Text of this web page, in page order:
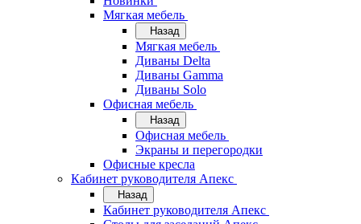
Мягкая мебель
Назад
Мягкая мебель
Диваны Delta
Диваны Gamma
Диваны Solo
Офисная мебель
Назад
Офисная мебель
Экраны и перегородки
Офисные кресла
Кабинет руководителя Апекс
Назад
Кабинет руководителя Апекс